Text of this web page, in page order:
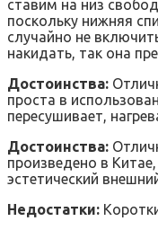
ставим на низ
поскольку нижняя
случайно не
накидать, так она
Достоинства:
проста в
пересушивает,
Достоинства:
произведено в
эстетический
Недостатки: